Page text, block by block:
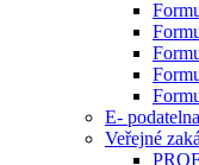
E- podatelna
Veřejné